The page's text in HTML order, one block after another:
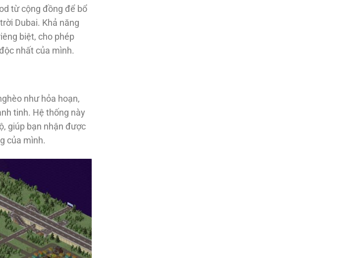
từ cộng đồng để bổ
Dubai. Khả năng
biệt, cho phép
nhất của mình.
như hỏa hoạn,
tinh. Hệ thống này
giúp bạn nhận được
của mình.